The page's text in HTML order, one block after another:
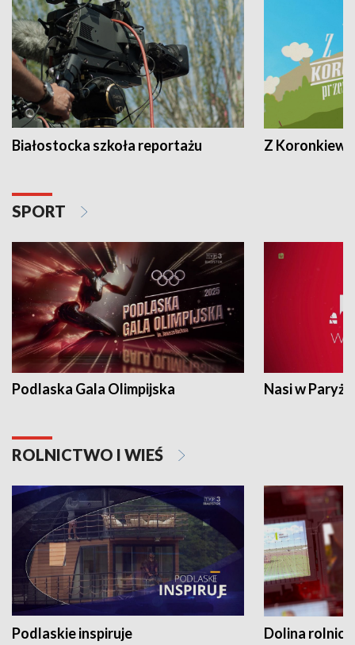
Białostocka szkoła reportażu Z
SPORT
Podlaska Gala Olimpijska Nasi w Paryżu
ROLNICTWO I WIEŚ
Podlaskie inspiruje Dolina